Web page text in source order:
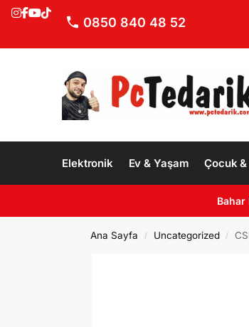
0850 840 48 52
Elektronik Ev & Yaşam Çocuk
Bahar
Ana Sayfa / Uncategorized /